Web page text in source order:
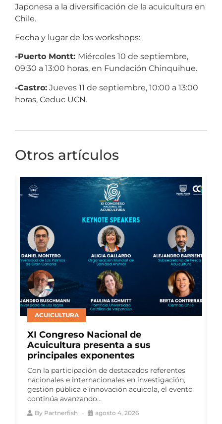
Japonesa a la diversificación de la acuicultura en
Chile.
Fecha y lugar de los workshops:
-Puerto Montt: Miércoles 10 de septiembre,
09:30 a 13:00 horas, en Fundación Chinquihue.
-Castro: Jueves 11 de septiembre, 10:00 a 13:00
horas, Ceduc UCN.
Otros artículos
SALMONICULTURA
Consejo del Salmón presenta nuevo
Reporte de Impacto Sostenible y
consolida seis años de medición
continua
El sexto Reporte de Impacto Sostenible reúne
más de 140 indicadores y da continuidad a un
ejercicio de transparencia activa...
By Partnerfish agosto 4, 2026